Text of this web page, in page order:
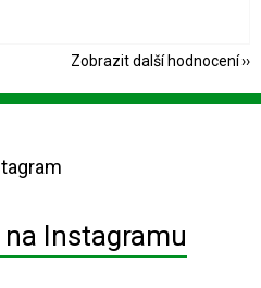
Zobrazit další hodnocení
Instagramu